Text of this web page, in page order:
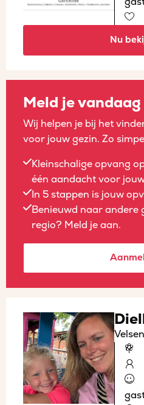
Nu
Meld je
Wij helpen je bij het
voor jouw gezin. Zo
Kleinschalige opvang
één aandacht voor
In 5 stappen is jouw
Benieuwd naar andere
regio? Meld je aan.